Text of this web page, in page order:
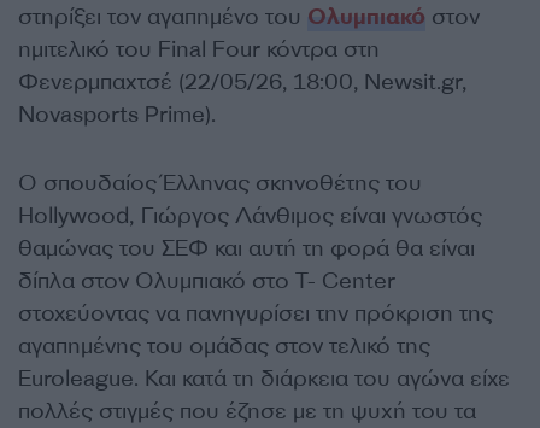
στηρίξει τον αγαπημένο του Ολυμπιακό στον
ημιτελικό του Final Four κόντρα στη
Φενερμπαχτσέ (22/05/26, 18:00, Newsit.gr,
Novasports Prime).
Ο σπουδαίος Έλληνας σκηνοθέτης του
Hollywood, Γιώργος Λάνθιμος είναι γνωστός
θαμώνας του ΣΕΦ και αυτή τη φορά θα είναι
δίπλα στον Ολυμπιακό στο T- Center
στοχεύοντας να πανηγυρίσει την πρόκριση της
αγαπημένης του ομάδας στον τελικό της
Euroleague. Και κατά τη διάρκεια του αγώνα είχε
πολλές στιγμές που έζησε με τη ψυχή του τα